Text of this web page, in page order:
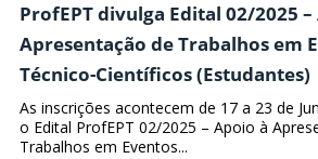
ProfEPT divulga Edital 02/2025
Apresentação de Trabalhos em
Técnico-Científicos (Estudantes)
As inscrições acontecem de 17 a 23 de
o Edital ProfEPT 02/2025 – Apoio à
Trabalhos em Eventos...